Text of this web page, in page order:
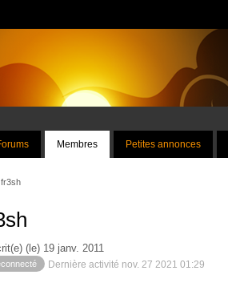
Membres Petites annonces
fr3sh
(le) 19 janv. 2011
Dernière activité nov. 27 2021 01:29